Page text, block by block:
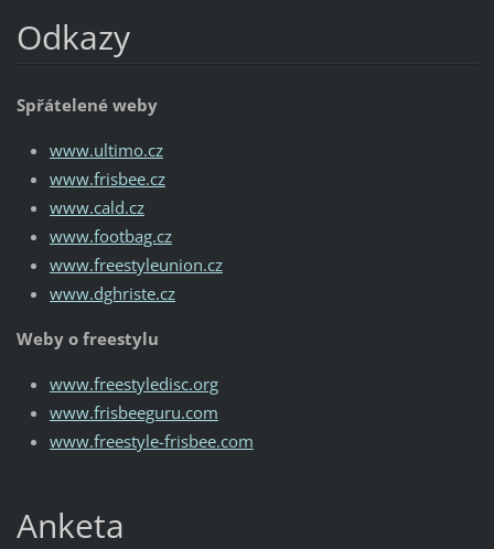
Odkazy
Spřátelené weby
www.ultimo.cz
www.frisbee.cz
www.cald.cz
www.footbag.cz
www.freestyleunion.cz
www.dghriste.cz
Weby o freestylu
www.freestyledisc.org
www.frisbeeguru.com
www.freestyle-frisbee.com
Anketa